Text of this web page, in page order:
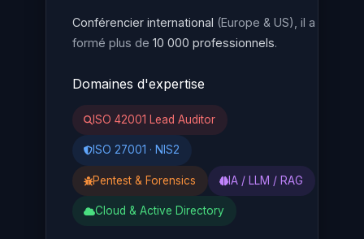
Conférencier international (Europe & US), il a
formé plus de 10 000 professionnels.
Domaines d'expertise
ISO 42001 Lead Auditor
ISO 27001 · NIS2
Pentest & Forensics IA / LLM / RAG
Cloud & Active Directory